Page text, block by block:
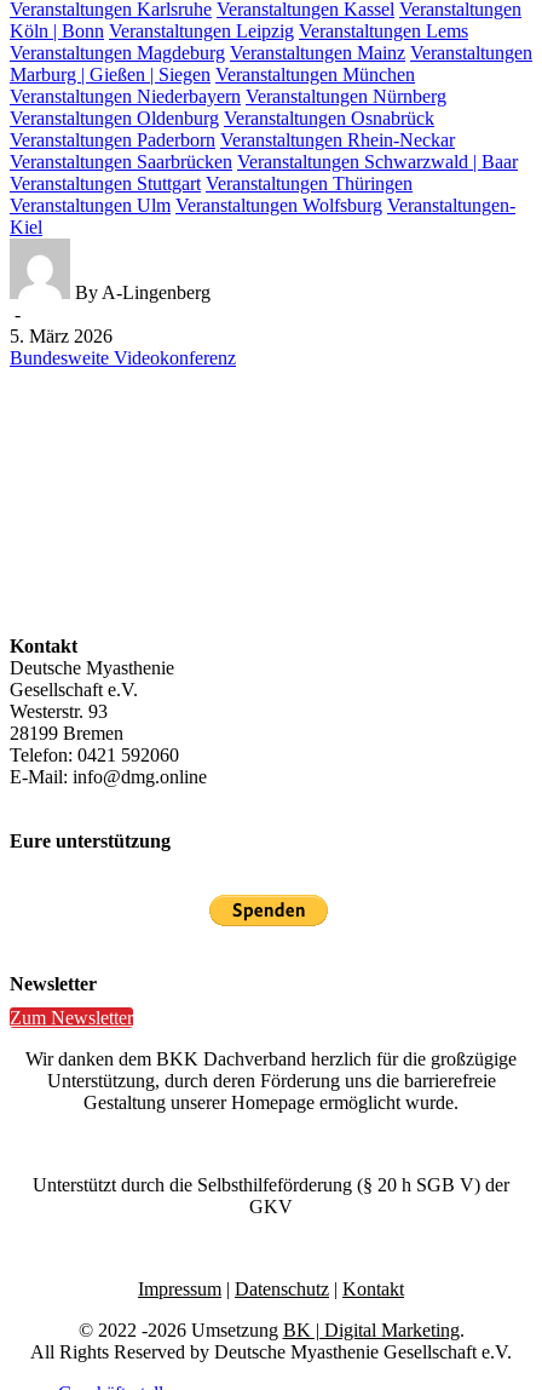
Veranstaltungen Karlsruhe Veranstaltungen Kassel Veranstaltungen
Köln | Bonn Veranstaltungen Leipzig Veranstaltungen Lems
Veranstaltungen Magdeburg Veranstaltungen Mainz Veranstaltungen
Marburg | Gießen | Siegen Veranstaltungen München
Veranstaltungen Niederbayern Veranstaltungen Nürnberg
Veranstaltungen Oldenburg Veranstaltungen Osnabrück
Veranstaltungen Paderborn Veranstaltungen Rhein-Neckar
Veranstaltungen Saarbrücken Veranstaltungen Schwarzwald | Baar
Veranstaltungen Stuttgart Veranstaltungen Thüringen
Veranstaltungen Ulm Veranstaltungen Wolfsburg Veranstaltungen-
Kiel
By A-Lingenberg
-
5. März 2026
Bundesweite Videokonferenz
Kontakt
Deutsche Myasthenie
Gesellschaft e.V.
Westerstr. 93
28199 Bremen
Telefon: 0421 592060
E-Mail: info@dmg.online
Eure unterstützung
Newsletter
Zum Newsletter
Wir danken dem BKK Dachverband herzlich für die großzügige
Unterstützung, durch deren Förderung uns die barrierefreie
Gestaltung unserer Homepage ermöglicht wurde.
Unterstützt durch die Selbsthilfeförderung (§ 20 h SGB V) der
GKV
Impressum | Datenschutz | Kontakt
© 2022 -2026 Umsetzung BK | Digital Marketing.
All Rights Reserved by Deutsche Myasthenie Gesellschaft e.V.